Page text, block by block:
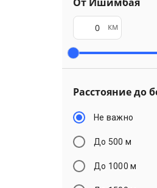
км
Расстояние до
Не важно
До 500 м
До 1000 м